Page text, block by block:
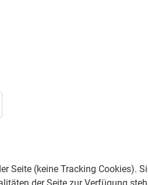
Seite (keine Tracking Cookies).